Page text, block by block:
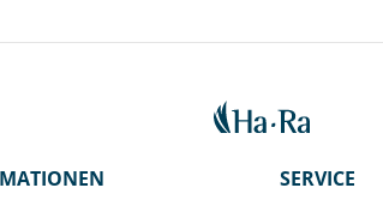
SERVICE